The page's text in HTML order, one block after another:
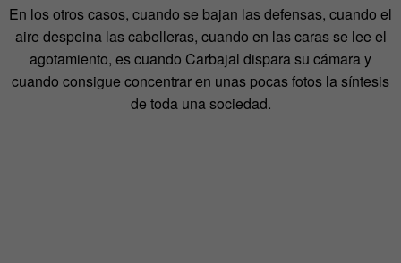
En los otros casos, cuando se bajan las defensas, cuando el
aire despeina las cabelleras, cuando en las caras se lee el
agotamiento, es cuando Carbajal dispara su cámara y
cuando consigue concentrar en unas pocas fotos la síntesis
de toda una sociedad.